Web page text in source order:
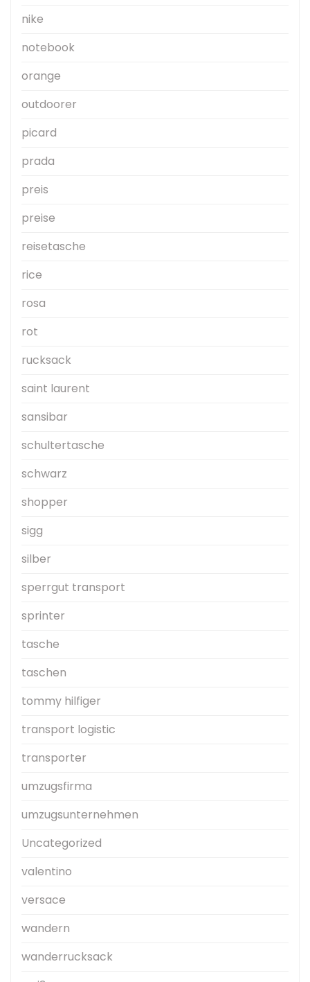
nike
notebook
orange
outdoorer
picard
prada
preis
preise
reisetasche
rice
rosa
rot
rucksack
saint laurent
sansibar
schultertasche
schwarz
shopper
sigg
silber
sperrgut transport
sprinter
tasche
taschen
tommy hilfiger
transport logistic
transporter
umzugsfirma
umzugsunternehmen
Uncategorized
valentino
versace
wandern
wanderrucksack